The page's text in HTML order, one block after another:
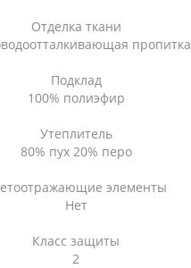
Отделка ткани
пропитка
Подклад
100% полиэфир
Утеплитель
80% пух 20% перо
элементы
Нет
Класс защиты
2